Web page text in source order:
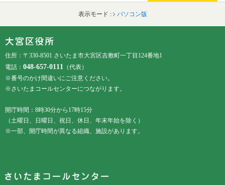
表示モード : パソコン版
住所：〒330-8501 さいたま市大宮区吉敷町一丁目124番地1
電話： 048-657-0111 （代表）
※番号のかけ間違いにご注意ください。
※さいたまコールセンターにつながります。
開庁時間：8時30分から17時15分
（土曜日、日曜日、祝日、休日、年末年始を除く）
※一部、開庁時間が異なる組織、施設があります。